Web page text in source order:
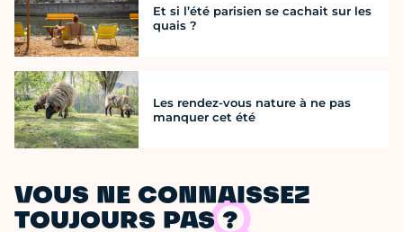
Et si l’été parisien se cachait sur les
quais ?
Les rendez-vous nature à ne pas
manquer cet été
VOUS NE CONNAISSEZ
TOUJOURS PAS ?